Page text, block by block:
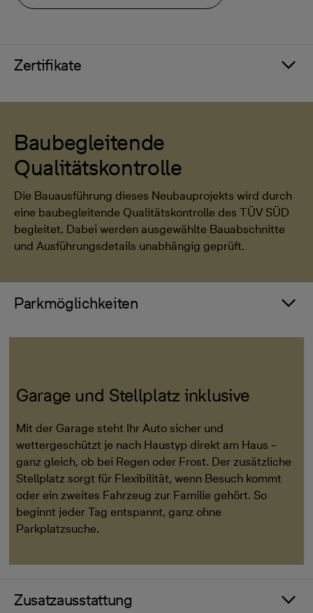
Zertifikate
Baubegleitende
Qualitätskontrolle
Die Bauausführung dieses Neubauprojekts wird durch
eine baubegleitende Qualitätskontrolle des TÜV SÜD
begleitet. Dabei werden ausgewählte Bauabschnitte
und Ausführungsdetails unabhängig geprüft.
Parkmöglichkeiten
Garage und Stellplatz inklusive
Mit der Garage steht Ihr Auto sicher und
wettergeschützt je nach Haustyp direkt am Haus –
ganz gleich, ob bei Regen oder Frost. Der zusätzliche
Stellplatz sorgt für Flexibilität, wenn Besuch kommt
oder ein zweites Fahrzeug zur Familie gehört. So
beginnt jeder Tag entspannt, ganz ohne
Parkplatzsuche.
Zusatzausstattung